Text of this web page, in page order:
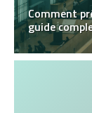
Comment
guide